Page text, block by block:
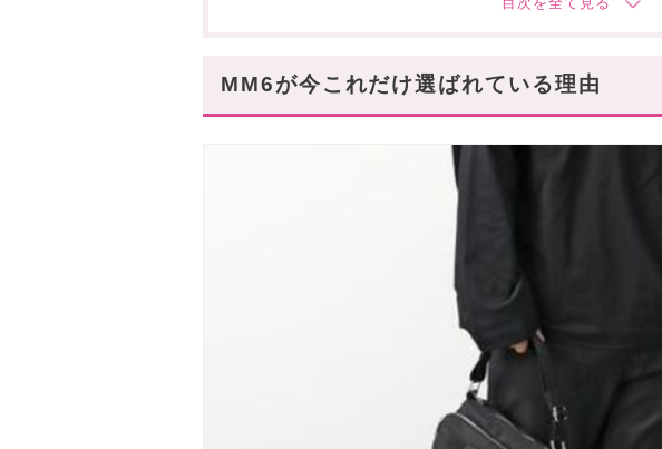
MM6はジャパニーズバッグ以外にも名作が豊富
MM6が今これだけ選ばれている理由